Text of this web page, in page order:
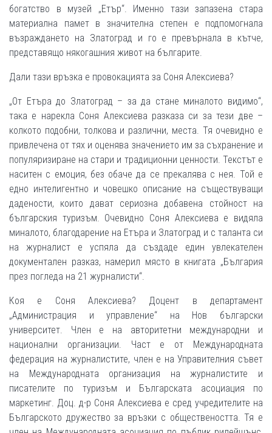
богатство в музей „Етър“. Именно тази запазена стара
материална памет в значителна степен е подпомогнала
възраждането на Златоград и го е превърнала в кътче,
представящо някогашния живот на българите.
Дали тази връзка е провокацията за Соня Алексиева?
„От Етъра до Златоград – за да стане миналото видимо“,
така е нарекла Соня Алексиева разказа си за тези две –
колкото подобни, толкова и различни, места. Тя очевидно е
привлечена от тях и оценява значението им за съхранение и
популяризиране на стари и традиционни ценности. Текстът е
наситен с емоция, без обаче да се прекалява с нея. Той е
едно интелигентно и човешко описание на съществуващи
дадености, които дават сериозна добавена стойност на
българския туризъм. Очевидно Соня Алексиева е видяла
миналото, благодарение на Етъра и Златоград и с таланта си
на журналист е успяла да създаде един увлекателен
документален разказ, намерил място в книгата „България
през погледа на 21 журналисти“.
Коя е Соня Алексиева? Доцент в департамент
„Администрация и управление“ на Нов български
университет. Член е на авторитетни международни и
национални организации. Част е от Международната
федерация на журналистите, член е на Управителния съвет
на Международната организация на журналистите и
писателите по туризъм и Българската асоциация по
маркетинг. Доц. д-р Соня Алексиева е сред учредителите на
Българското дружество за връзки с обществеността. Тя е